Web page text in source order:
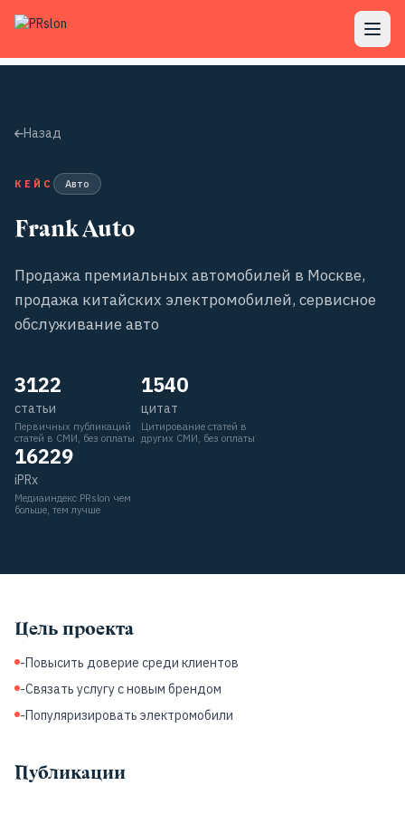
Назад
КЕЙС Авто
Frank Auto
Продажа премиальных автомобилей в Москве,
продажа китайских электромобилей, сервисное
обслуживание авто
3122
статьи
Первичных публикаций
статей в СМИ, без оплаты
1540
цитат
Цитирование статей в
других СМИ, без оплаты
16229
iPRx
Медиаиндекс PRslon чем
больше, тем лучше
Цель проекта
-Повысить доверие среди клиентов
-Связать услугу с новым брендом
-Популяризировать электромобили
Публикации